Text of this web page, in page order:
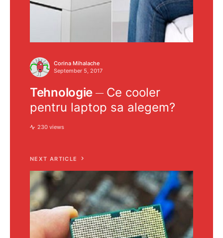
Corina Mihalache
September 5, 2017
Tehnologie
Ce cooler
pentru laptop sa alegem?
230 views
NEXT ARTICLE